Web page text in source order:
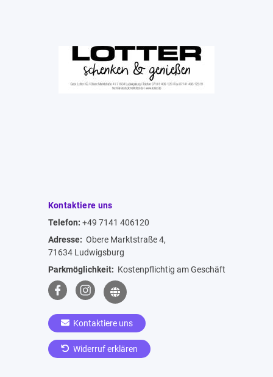
Kontaktiere uns
Telefon: +49 7141 406120
Adresse: Obere Marktstraße 4,
71634 Ludwigsburg
Parkmöglichkeit: Kostenpflichtig am Geschäft
Kontaktiere uns
Widerruf erklären